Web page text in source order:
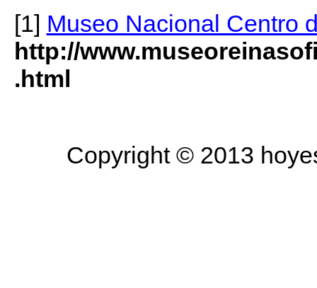
[1] Museo Nacional Centro
http://
.html
Copyright © 2013